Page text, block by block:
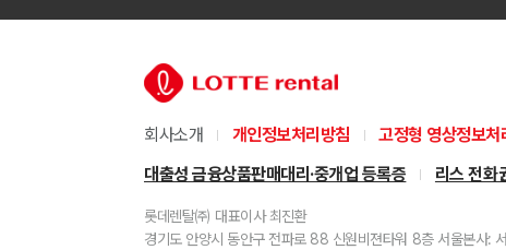
회사소개 개인정보처리방침 고정형 영상정보
대출성 금융상품판매대리·중개업 등록증
리스 전화
롯데렌탈㈜ 대표이사 최진환
경기도 안양시 동안구 전파로 88 신원비젼타워 8층 서울본사: